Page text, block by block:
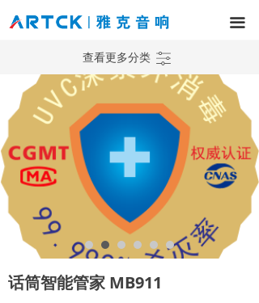
끀
网站首页
解决方案
工程案例
新闻中心
关于我们
话筒智能管家 MB911
查看更多分类 ꀒ